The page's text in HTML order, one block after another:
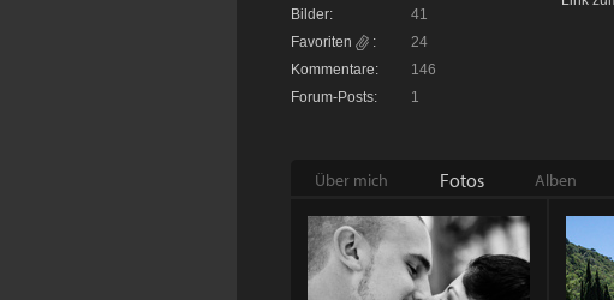
Bilder:
41
Favoriten
:
24
Kommentare:
146
Forum-Posts:
1
Über mich Fotos Alben